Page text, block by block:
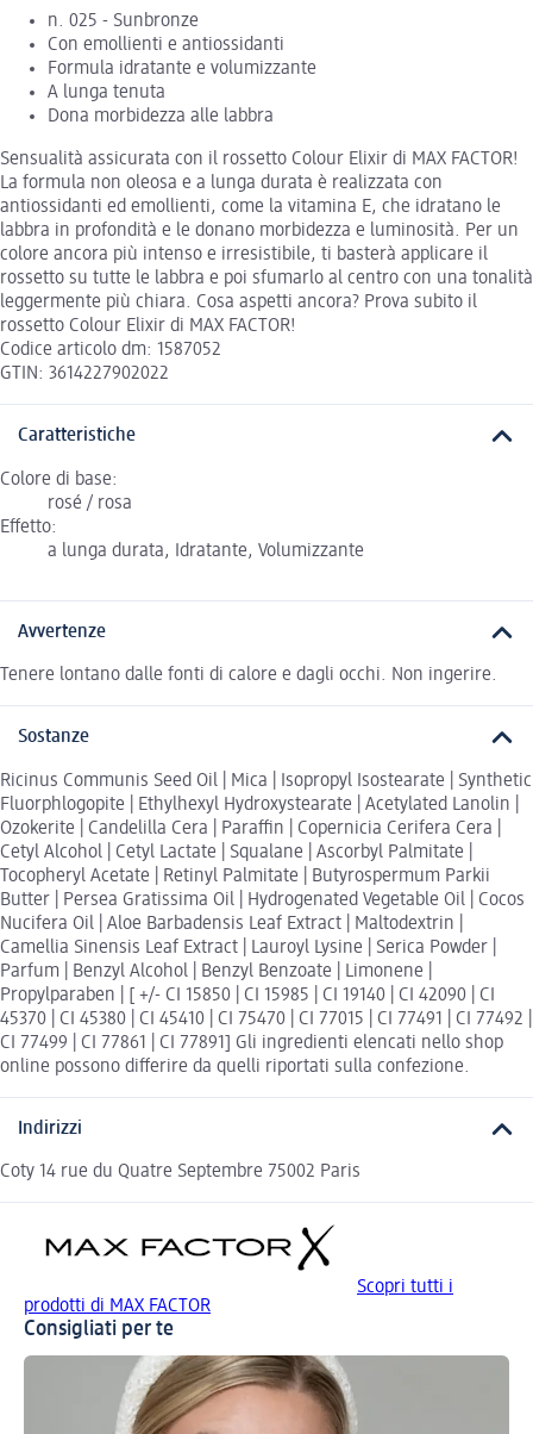
n. 025 - Sunbronze
Con emollienti e antiossidanti
Formula idratante e volumizzante
A lunga tenuta
Dona morbidezza alle labbra
Sensualità assicurata con il rossetto Colour Elixir di MAX FACTOR!
La formula non oleosa e a lunga durata è realizzata con
antiossidanti ed emollienti, come la vitamina E, che idratano le
labbra in profondità e le donano morbidezza e luminosità. Per un
colore ancora più intenso e irresistibile, ti basterà applicare il
rossetto su tutte le labbra e poi sfumarlo al centro con una tonalità
leggermente più chiara. Cosa aspetti ancora? Prova subito il
rossetto Colour Elixir di MAX FACTOR!
Codice articolo dm: 1587052
GTIN: 3614227902022
Caratteristiche
Colore di base:
rosé / rosa
Effetto:
a lunga durata, Idratante, Volumizzante
Avvertenze
Tenere lontano dalle fonti di calore e dagli occhi. Non ingerire.
Sostanze
Ricinus Communis Seed Oil | Mica | Isopropyl Isostearate | Synthetic
Fluorphlogopite | Ethylhexyl Hydroxystearate | Acetylated Lanolin |
Ozokerite | Candelilla Cera | Paraffin | Copernicia Cerifera Cera |
Cetyl Alcohol | Cetyl Lactate | Squalane | Ascorbyl Palmitate |
Tocopheryl Acetate | Retinyl Palmitate | Butyrospermum Parkii
Butter | Persea Gratissima Oil | Hydrogenated Vegetable Oil | Cocos
Nucifera Oil | Aloe Barbadensis Leaf Extract | Maltodextrin |
Camellia Sinensis Leaf Extract | Lauroyl Lysine | Serica Powder |
Parfum | Benzyl Alcohol | Benzyl Benzoate | Limonene |
Propylparaben | [ +/- CI 15850 | CI 15985 | CI 19140 | CI 42090 | CI
45370 | CI 45380 | CI 45410 | CI 75470 | CI 77015 | CI 77491 | CI 77492 |
CI 77499 | CI 77861 | CI 77891] Gli ingredienti elencati nello shop
online possono differire da quelli riportati sulla confezione.
Indirizzi
Coty 14 rue du Quatre Septembre 75002 Paris
Scopri tutti i
prodotti di MAX FACTOR
Consigliati per te